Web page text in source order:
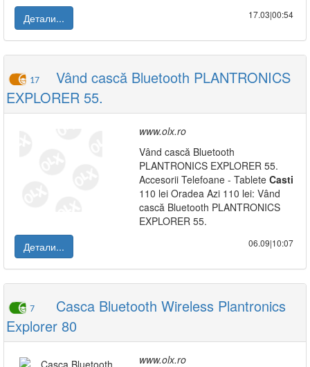
Детали...
17.03|00:54
17
Vând cască Bluetooth PLANTRONICS
EXPLORER 55.
www.olx.ro
Vând cască Bluetooth
PLANTRONICS EXPLORER 55.
Accesorii Telefoane - Tablete Casti
110 lei Oradea Azi 110 lei: Vând
cască Bluetooth PLANTRONICS
EXPLORER 55.
Детали...
06.09|10:07
7
Casca Bluetooth Wireless Plantronics
Explorer 80
www.olx.ro